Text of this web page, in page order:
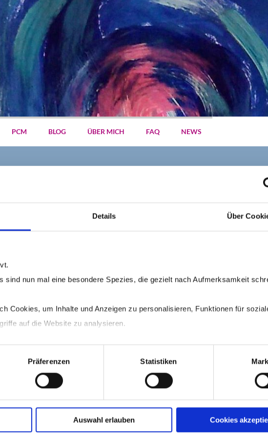
Details Über
sind nun mal eine besondere Spezies, die gezielt nach Aufmerksamkeit
Cookies, um Inhalte und Anzeigen zu personalisieren, Funktionen für
auf die Website zu analysieren.
Präferenzen Statistiken
Auswahl erlauben Cookies
PCM BLOG ÜBER MICH FAQ NEWS